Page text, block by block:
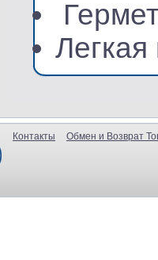
Легкая
Контакты Обмен и Возврат